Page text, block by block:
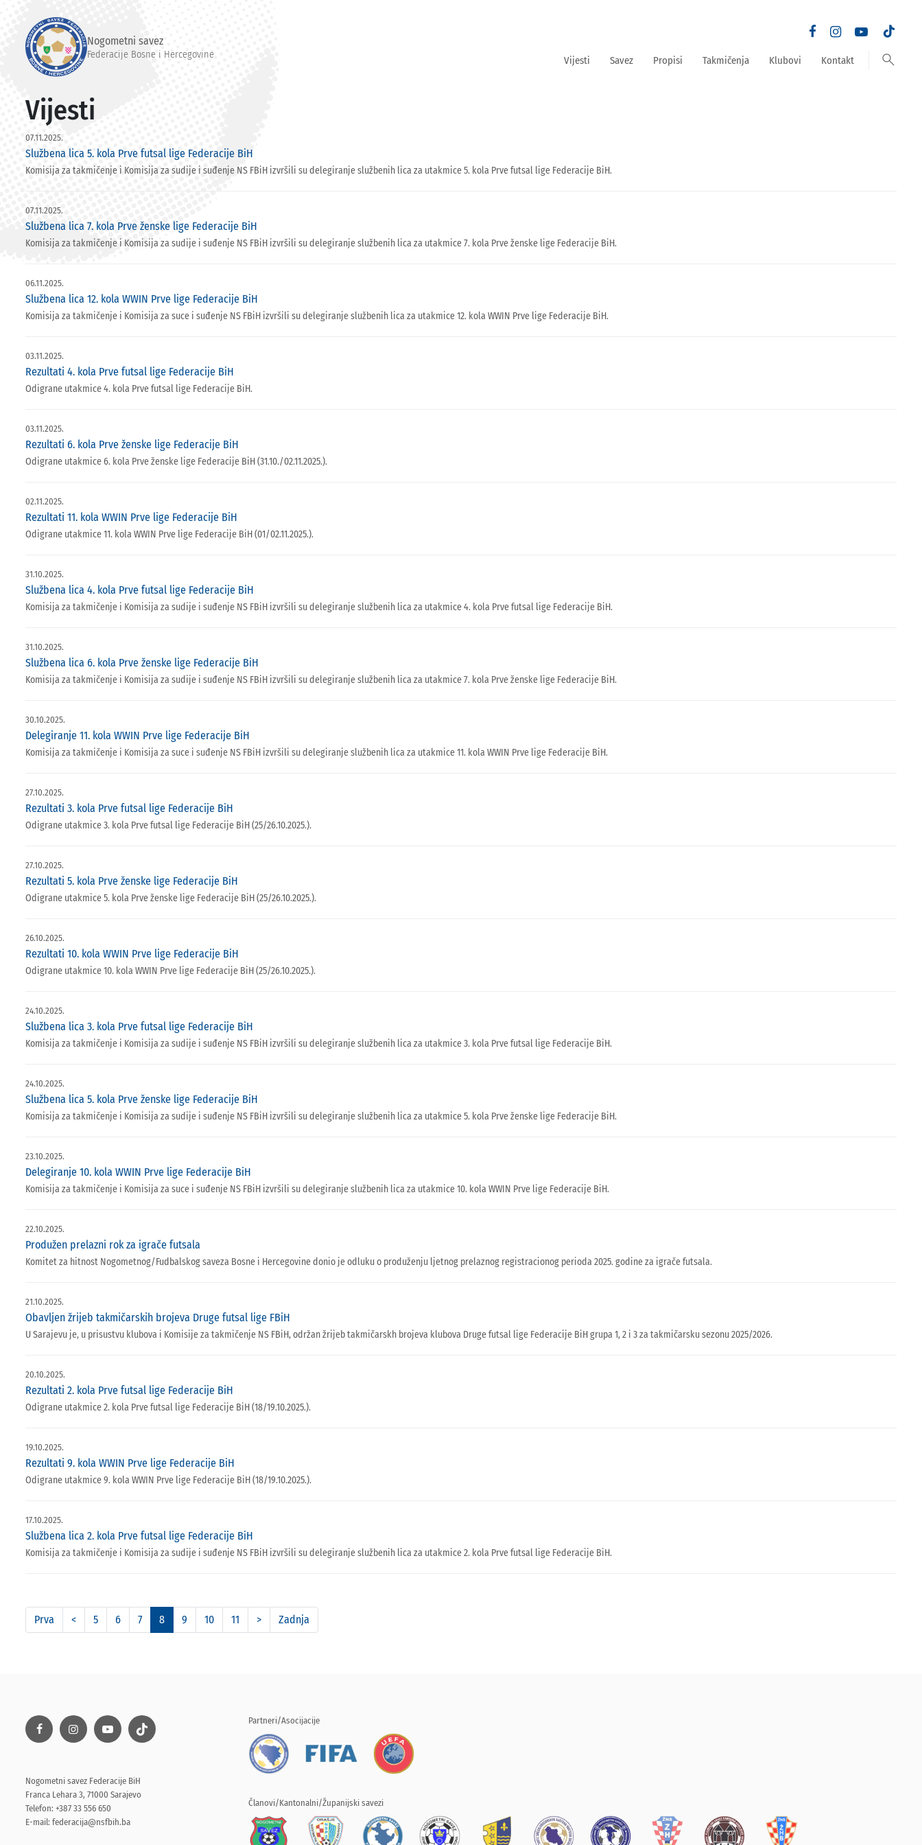
Nogometni savez
Federacije Bosne i Hercegovine Vijesti Savez Propisi Takmičenja Klubovi Kontakt search
Vijesti
07.11.2025.
Službena lica 5. kola Prve futsal lige Federacije BiH
Komisija za takmičenje i Komisija za sudije i suđenje NS FBiH izvršili su delegiranje službenih lica za utakmice 5. kola Prve futsal lige Federacije BiH.
07.11.2025.
Službena lica 7. kola Prve ženske lige Federacije BiH
Komisija za takmičenje i Komisija za sudije i suđenje NS FBiH izvršili su delegiranje službenih lica za utakmice 7. kola Prve ženske lige Federacije BiH.
06.11.2025.
Službena lica 12. kola WWIN Prve lige Federacije BiH
Komisija za takmičenje i Komisija za suce i suđenje NS FBiH izvršili su delegiranje službenih lica za utakmice 12. kola WWIN Prve lige Federacije BiH.
03.11.2025.
Rezultati 4. kola Prve futsal lige Federacije BiH
Odigrane utakmice 4. kola Prve futsal lige Federacije BiH.
03.11.2025.
Rezultati 6. kola Prve ženske lige Federacije BiH
Odigrane utakmice 6. kola Prve ženske lige Federacije BiH (31.10./02.11.2025.).
02.11.2025.
Rezultati 11. kola WWIN Prve lige Federacije BiH
Odigrane utakmice 11. kola WWIN Prve lige Federacije BiH (01/02.11.2025.).
31.10.2025.
Službena lica 4. kola Prve futsal lige Federacije BiH
Komisija za takmičenje i Komisija za sudije i suđenje NS FBiH izvršili su delegiranje službenih lica za utakmice 4. kola Prve futsal lige Federacije BiH.
31.10.2025.
Službena lica 6. kola Prve ženske lige Federacije BiH
Komisija za takmičenje i Komisija za sudije i suđenje NS FBiH izvršili su delegiranje službenih lica za utakmice 7. kola Prve ženske lige Federacije BiH.
30.10.2025.
Delegiranje 11. kola WWIN Prve lige Federacije BiH
Komisija za takmičenje i Komisija za suce i suđenje NS FBiH izvršili su delegiranje službenih lica za utakmice 11. kola WWIN Prve lige Federacije BiH.
27.10.2025.
Rezultati 3. kola Prve futsal lige Federacije BiH
Odigrane utakmice 3. kola Prve futsal lige Federacije BiH (25/26.10.2025.).
27.10.2025.
Rezultati 5. kola Prve ženske lige Federacije BiH
Odigrane utakmice 5. kola Prve ženske lige Federacije BiH (25/26.10.2025.).
26.10.2025.
Rezultati 10. kola WWIN Prve lige Federacije BiH
Odigrane utakmice 10. kola WWIN Prve lige Federacije BiH (25/26.10.2025.).
24.10.2025.
Službena lica 3. kola Prve futsal lige Federacije BiH
Komisija za takmičenje i Komisija za sudije i suđenje NS FBiH izvršili su delegiranje službenih lica za utakmice 3. kola Prve futsal lige Federacije BiH.
24.10.2025.
Službena lica 5. kola Prve ženske lige Federacije BiH
Komisija za takmičenje i Komisija za sudije i suđenje NS FBiH izvršili su delegiranje službenih lica za utakmice 5. kola Prve ženske lige Federacije BiH.
23.10.2025.
Delegiranje 10. kola WWIN Prve lige Federacije BiH
Komisija za takmičenje i Komisija za suce i suđenje NS FBiH izvršili su delegiranje službenih lica za utakmice 10. kola WWIN Prve lige Federacije BiH.
22.10.2025.
Produžen prelazni rok za igrače futsala
Komitet za hitnost Nogometnog/Fudbalskog saveza Bosne i Hercegovine donio je odluku o produženju ljetnog prelaznog registracionog perioda 2025. godine za igrače futsala.
21.10.2025.
Obavljen žrijeb takmičarskih brojeva Druge futsal lige FBiH
U Sarajevu je, u prisustvu klubova i Komisije za takmičenje NS FBiH, održan žrijeb takmičarskh brojeva klubova Druge futsal lige Federacije BiH grupa 1, 2 i 3 za takmičarsku sezonu 2025/2026.
20.10.2025.
Rezultati 2. kola Prve futsal lige Federacije BiH
Odigrane utakmice 2. kola Prve futsal lige Federacije BiH (18/19.10.2025.).
19.10.2025.
Rezultati 9. kola WWIN Prve lige Federacije BiH
Odigrane utakmice 9. kola WWIN Prve lige Federacije BiH (18/19.10.2025.).
17.10.2025.
Službena lica 2. kola Prve futsal lige Federacije BiH
Komisija za takmičenje i Komisija za sudije i suđenje NS FBiH izvršili su delegiranje službenih lica za utakmice 2. kola Prve futsal lige Federacije BiH.
Prva < 5 6 7 8 9 10 11 > Zadnja
Nogometni savez Federacije BiH
Franca Lehara 3, 71000 Sarajevo
Telefon: +387 33 556 650
E-mail: federacija@nsfbih.ba
Partneri/Asocijacije
Članovi/Kantonalni/Županijski savezi